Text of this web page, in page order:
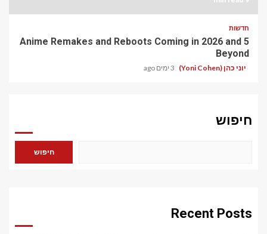
חדשות
5 Anime Remakes and Reboots Coming in 2026 and
Beyond
יוני כהן (Yoni Cohen) 3 ימים ago
חיפוש
חיפוש
Recent Posts